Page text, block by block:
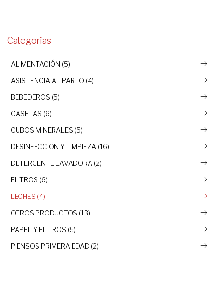
Categorías
ALIMENTACIÓN (5)
ASISTENCIA AL PARTO (4)
BEBEDEROS (5)
CASETAS (6)
CUBOS MINERALES (5)
DESINFECCIÓN Y LIMPIEZA (16)
DETERGENTE LAVADORA (2)
FILTROS (6)
LECHES (4)
OTROS PRODUCTOS (13)
PAPEL Y FILTROS (5)
PIENSOS PRIMERA EDAD (2)